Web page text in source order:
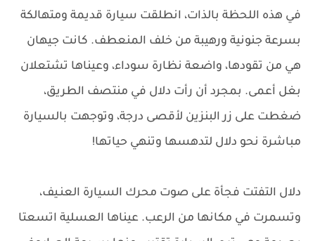
في هذه اللحظة بالذات، انطلقت سيارة قديمة ومتهالكة
بسرعة جنونية ورهيبة من خلف المنعطف. كانت جيهان
هي من تقودها، واضعة نظارة سوداء، وعيناها تشتعلان
بغل أعمى. بمجرد أن رأت دلال في منتصف الطريق،
ضغطت على زر البنزين لأقصى درجة، وتوجهت بالسيارة
مباشرة نحو دلال لتدهسها وتنهي حياتها!
دلال التفتت فجأة على صوت محرك السيارة العنـيف،
وتسمرت في مكانها من الرعب. عيناها العسلية اتسعتا